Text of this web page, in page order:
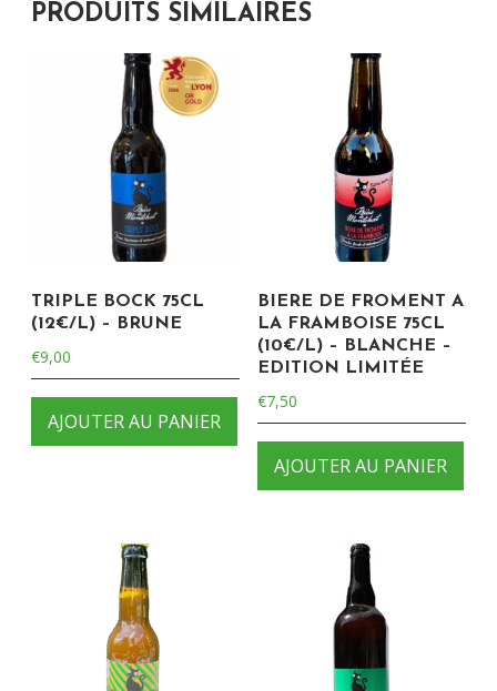
PRODUITS SIMILAIRES
TRIPLE BOCK 75CL
(12€/L) – BRUNE
€9,00
AJOUTER AU PANIER
BIERE DE FROMENT A
LA FRAMBOISE 75CL
(10€/L) – BLANCHE –
EDITION LIMITÉE
€7,50
AJOUTER AU PANIER